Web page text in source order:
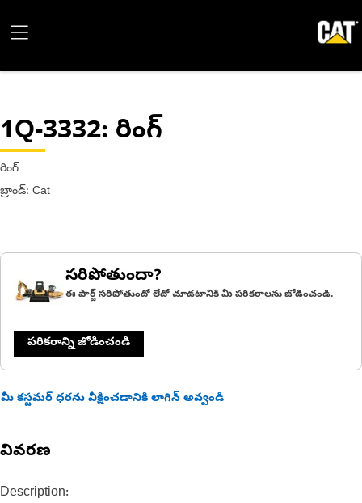
1Q-3332: రింగ్
రింగ్
బ్రాండ్: Cat
సరిపోతుందా?
ఈ పార్ట్ సరిపోతుందో లేదో చూడటానికి మీ పరికరాలను జోడించండి.
పరికరాన్ని జోడించండి
మీ కస్టమర్ ధరను వీక్షించడానికి లాగిన్ అవ్వండి
వివరణ
Description: